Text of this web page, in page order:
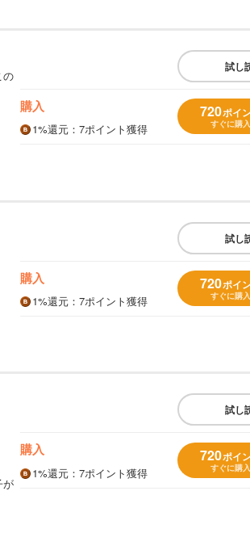
の
試し
購入
1%還元 ：7ポイント獲得
720ポイ
すぐに購入
試し
購入
1%還元 ：7ポイント獲得
720ポイ
すぐに購入
が
試し
購入
1%還元 ：7ポイント獲得
720ポイ
すぐに購入